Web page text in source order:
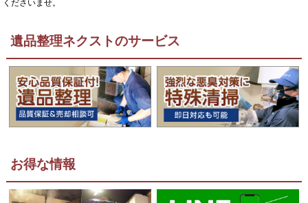
くださいませ。
遺品整理ネクストのサービス
お得な情報